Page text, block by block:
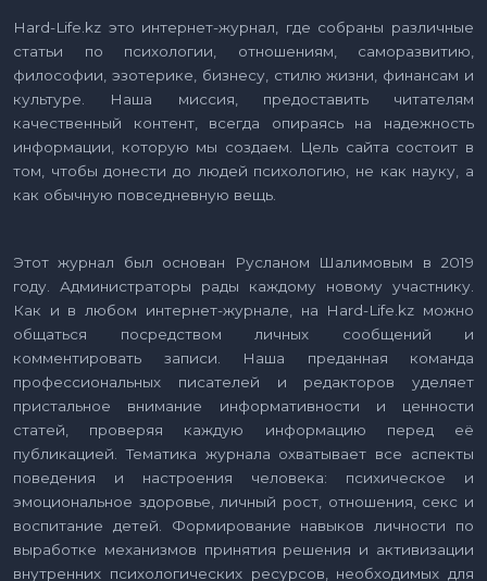
Hard-Life.kz это интернет-журнал, где собраны различные
статьи по психологии, отношениям, саморазвитию,
философии, эзотерике, бизнесу, стилю жизни, финансам и
культуре. Наша миссия, предоставить читателям
качественный контент, всегда опираясь на надежность
информации, которую мы создаем. Цель сайта состоит в
том, чтобы донести до людей психологию, не как науку, а
как обычную повседневную вещь.
Этот журнал был основан Русланом Шалимовым в 2019
году. Администраторы рады каждому новому участнику.
Как и в любом интернет-журнале, на Hard-Life.kz можно
общаться посредством личных сообщений и
комментировать записи. Наша преданная команда
профессиональных писателей и редакторов уделяет
пристальное внимание информативности и ценности
статей, проверяя каждую информацию перед её
публикацией. Тематика журнала охватывает все аспекты
поведения и настроения человека: психическое и
эмоциональное здоровье, личный рост, отношения, секс и
воспитание детей. Формирование навыков личности по
выработке механизмов принятия решения и активизации
внутренних психологических ресурсов, необходимых для